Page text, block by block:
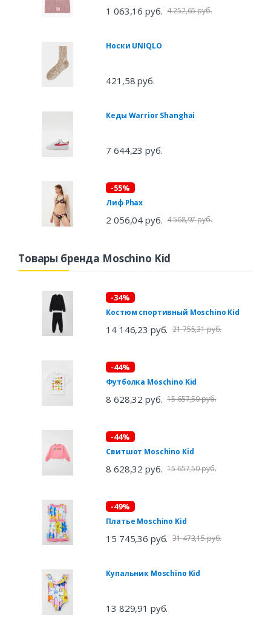
1 063,16 руб. 4 252,65 руб.
Носки UNIQLO
421,58 руб.
Кеды Warrior Shanghai
7 644,23 руб.
-55%
Лиф Phax
2 056,04 руб. 4 568,97 руб.
Товары бренда Moschino Kid
-34%
Костюм спортивный Moschino Kid
14 146,23 руб. 21 755,31 руб.
-44%
Футболка Moschino Kid
8 628,32 руб. 15 657,50 руб.
-44%
Свитшот Moschino Kid
8 628,32 руб. 15 657,50 руб.
-49%
Платье Moschino Kid
15 745,36 руб. 31 473,15 руб.
Купальник Moschino Kid
13 829,91 руб.